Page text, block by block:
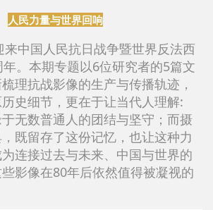
人民力量与世界回响
来中国人民抗日战争暨世界反法西
。本期专题以6位研究者的5篇文
理抗战影像的生产与传播轨迹，
史细节，更在于让当代人理解:
无数普通人的团结与坚守；而摄
既留存了这份记忆，也让这种力
连接过去与未来、中国与世界的
影像在80年后依然值得被凝视的